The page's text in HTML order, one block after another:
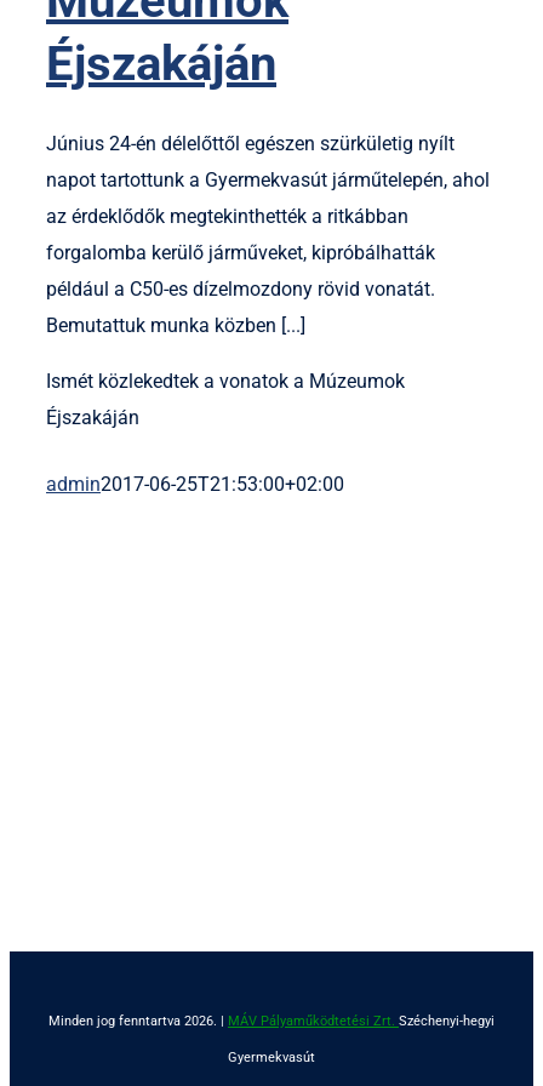
Éjszakáján
Június 24-én délelőttől egészen szürkületig nyílt
napot tartottunk a Gyermekvasút járműtelepén, ahol
az érdeklődők megtekinthették a ritkábban
forgalomba kerülő járműveket, kipróbálhatták
például a C50-es dízelmozdony rövid vonatát.
Bemutattuk munka közben [...]
Ismét közlekedtek a vonatok a Múzeumok
Éjszakáján
admin2017-06-25T21:53:00+02:00
Minden jog fenntartva 2026. | MÁV Pályaműködtetési Zrt. Széchenyi-hegyi
Gyermekvasút